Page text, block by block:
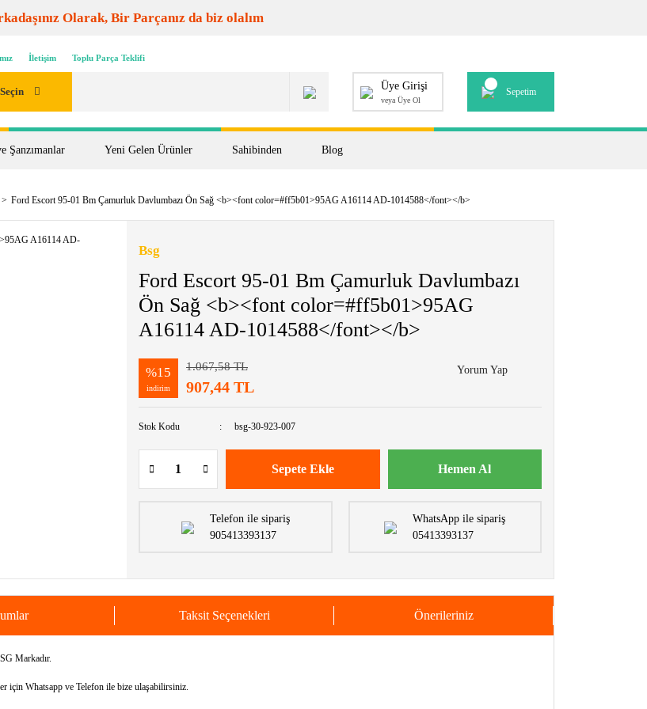
Olarak, Bir Parçanız da biz olalım
İletişim Toplu Parça Teklifi
Üye Girişi
veya Üye Ol
Sepetim
Şanzımanlar Yeni Gelen Ürünler Sahibinden Blog
Ford Escort 95-01 Bm Çamurluk Davlumbazı Ön Sağ <b><font color=#ff5b01>95AG A16114 AD-1014588</font></b>
Bsg
Ford Escort 95-01 Bm Çamurluk Davlumbazı
Ön Sağ <b><font color=#ff5b01>95AG
A16114 AD-1014588</font></b>
%15
indirim
1.067,58 TL
907,44 TL
Yorum Yap
Stok Kodu bsg-30-923-007
Sepete Ekle Hemen Al
Telefon ile sipariş
905413393137
WhatsApp ile sipariş
05413393137
Taksit Seçenekleri Önerileriniz
Markadır.
için Whatsapp ve Telefon ile bize ulaşabilirsiniz.